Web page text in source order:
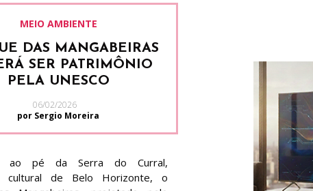
MEIO AMBIENTE
DAS MANGABEIRAS
SER PATRIMÔNIO
PELA UNESCO
06/02/2026
por Sergio Moreira
ao pé da Serra do Curral,
cultural de Belo Horizonte, o